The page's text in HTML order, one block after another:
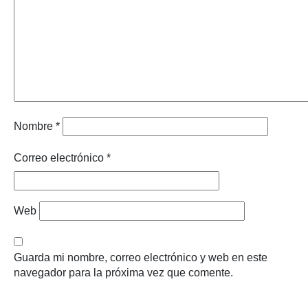
Nombre *
Correo electrónico *
Web
Guarda mi nombre, correo electrónico y web en este
navegador para la próxima vez que comente.